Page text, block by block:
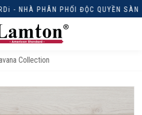
- NHÀ PHÂN PHỐI ĐỘC QUYỀN SÀN
Collection